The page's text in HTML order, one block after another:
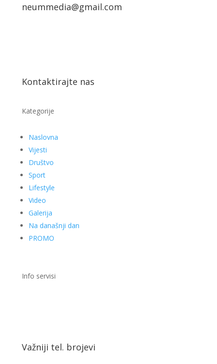
neummedia@gmail.com
Kontaktirajte nas
Kategorije
Naslovna
Vijesti
Društvo
Sport
Lifestyle
Video
Galerija
Na današnji dan
PROMO
Info servisi
Važniji tel. brojevi